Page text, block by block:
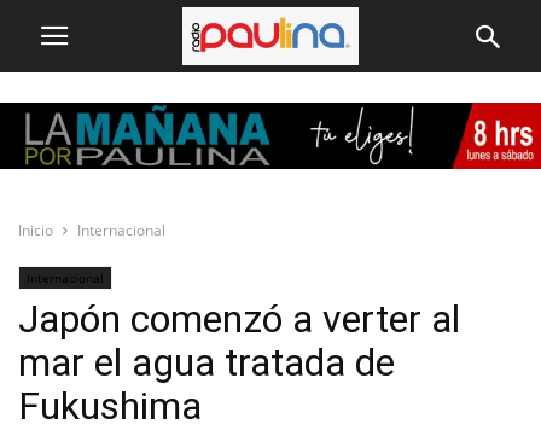
Inicio Internacional
Internacional
Japón comenzó a verter al
mar el agua tratada de
Fukushima